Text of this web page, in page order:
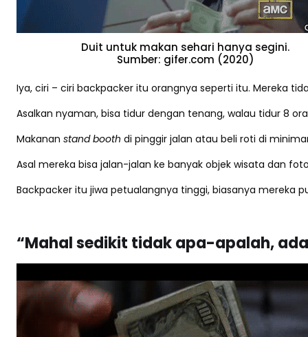
Duit untuk makan sehari hanya segini.
Sumber: gifer.com (2020)
Iya, ciri – ciri backpacker itu orangnya seperti itu. Mereka
Asalkan nyaman, bisa tidur dengan tenang, walau tidur 8
Makanan stand booth di pinggir jalan atau beli roti di
Asal mereka bisa jalan-jalan ke banyak objek wisata dan
Backpacker itu jiwa petualangnya tinggi, biasanya mereka
“Mahal sedikit tidak apa-apalah,